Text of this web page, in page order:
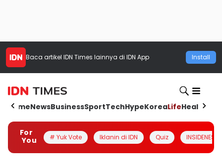
Baca artikel IDN Times lainnya di IDN App Install
HomeNewsBusinessSportTechHypeKoreaLifeHealth
For
You
# Yuk Vote Iklanin di IDN Quiz INSIDENESIA